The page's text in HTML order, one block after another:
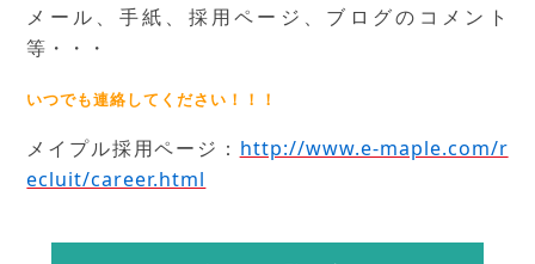
メール、手紙、採用ページ、ブログのコメント
等・・・
いつでも連絡してください！！！
メイプル採用ページ： http://www.e-maple.com/r
ecluit/career.html